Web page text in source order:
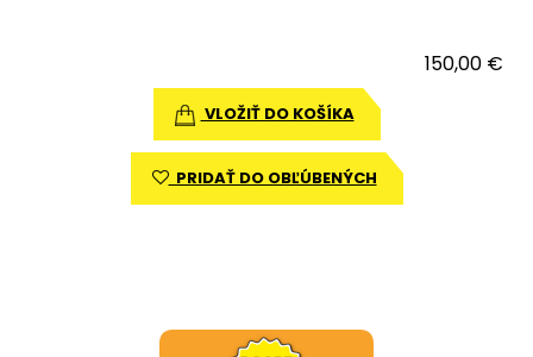
150,00 €
VLOŽIŤ DO KOŠÍKA
PRIDAŤ DO OBĽÚBENÝCH